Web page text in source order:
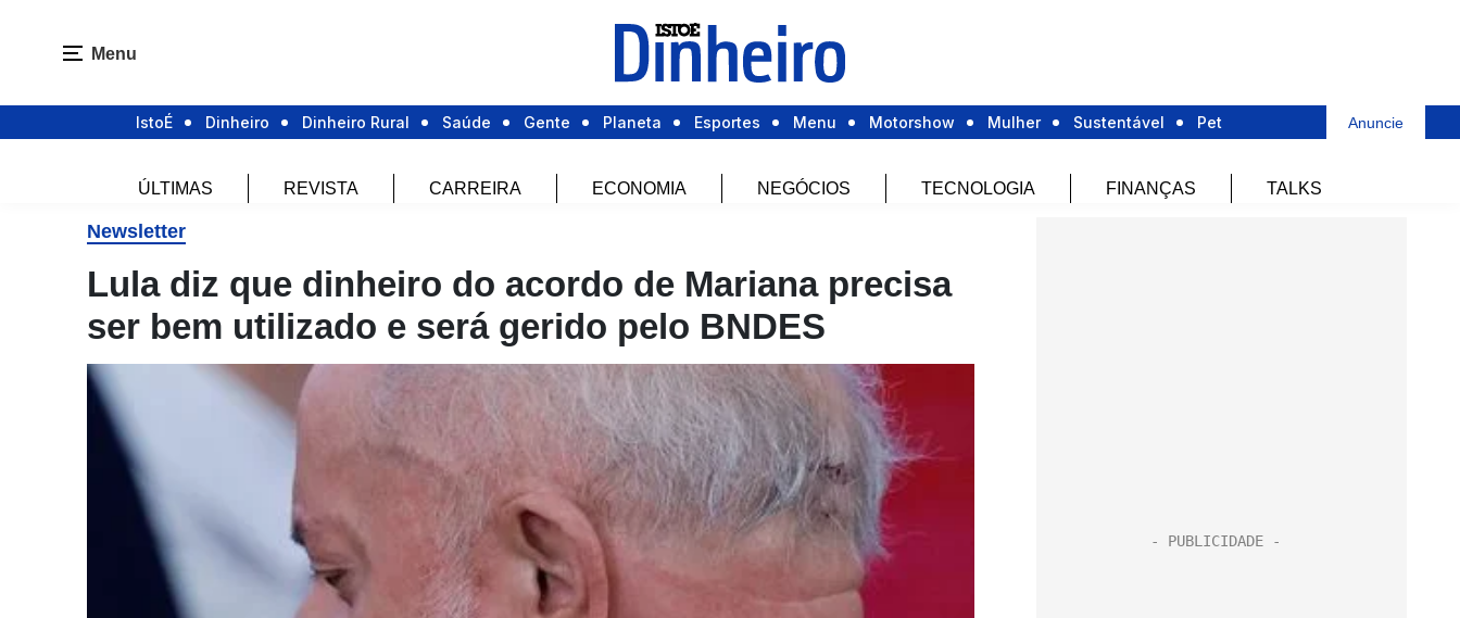
Menu
IstoÉ Dinheiro Dinheiro Rural Saúde Gente Planeta Esportes Menu Motorshow Mulher Sustentável Pet Anuncie
ÚLTIMAS REVISTA CARREIRA ECONOMIA NEGÓCIOS TECNOLOGIA FINANÇAS TALKS
Newsletter
Lula diz que dinheiro do acordo de Mariana precisa
ser bem utilizado e será gerido pelo BNDES